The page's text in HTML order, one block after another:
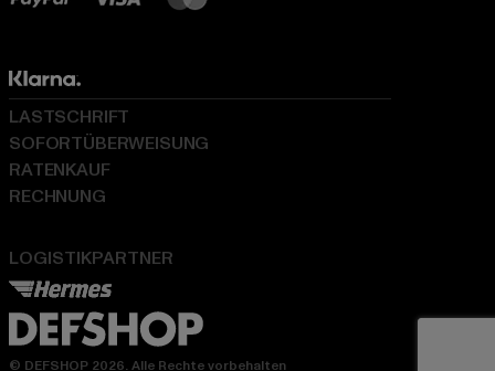
LOGISTIKPARTNER
LASTSCHRIFT
SOFORTÜBERWEISUNG
RATENKAUF
RECHNUNG
© DEFSHOP 2026. Alle Rechte vorbehalten